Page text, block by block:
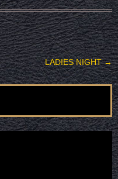
LADIES NIGHT→